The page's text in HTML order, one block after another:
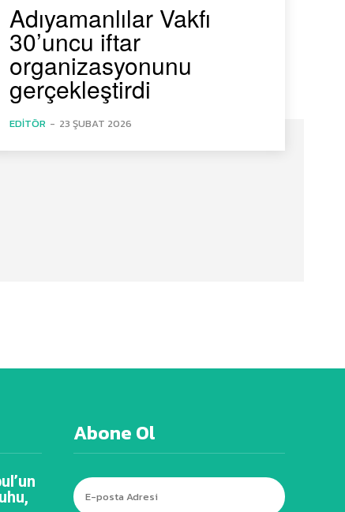
Adıyamanlılar Vakfı
30’uncu iftar
organizasyonunu
gerçekleştirdi
EDITÖR - 23 ŞUBAT 2026
Abone Ol